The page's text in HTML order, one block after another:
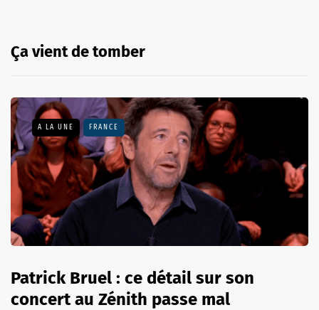
Ça vient de tomber
A LA UNE FRANCE
Patrick Bruel : ce détail sur son
concert au Zénith passe mal